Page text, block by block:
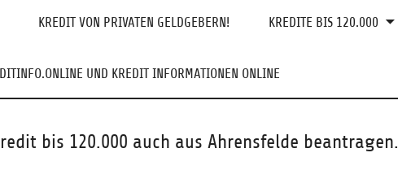
KREDIT VON PRIVATEN GELDGEBERN! KREDITE BIS 120.000
UND KREDIT INFORMATIONEN ONLINE
bis 120.000 auch aus Ahrensfelde beantragen.